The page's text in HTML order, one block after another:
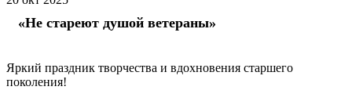
«Не стареют душой ветераны»
Яркий праздник творчества и вдохновения старшего
поколения!